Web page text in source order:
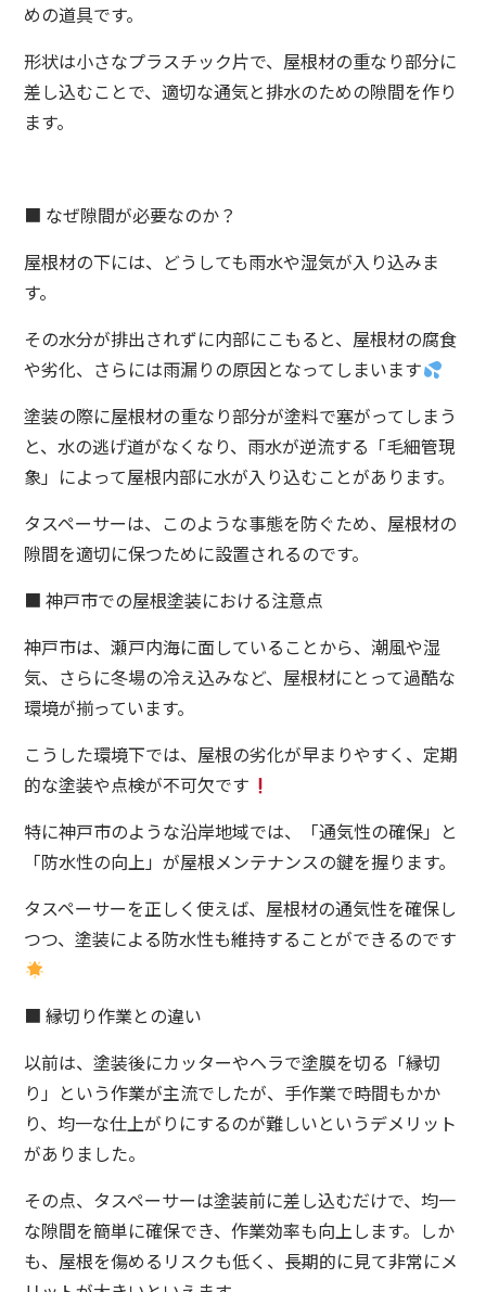
めの道具です。
形状は小さなプラスチック片で、屋根材の重なり部分に
差し込むことで、適切な通気と排水のための隙間を作り
ます。
■ なぜ隙間が必要なのか？
屋根材の下には、どうしても雨水や湿気が入り込みま
す。
その水分が排出されずに内部にこもると、屋根材の腐食
や劣化、さらには雨漏りの原因となってしまいます
塗装の際に屋根材の重なり部分が塗料で塞がってしまう
と、水の逃げ道がなくなり、雨水が逆流する「毛細管現
象」によって屋根内部に水が入り込むことがあります。
タスペーサーは、このような事態を防ぐため、屋根材の
隙間を適切に保つために設置されるのです。
■ 神戸市での屋根塗装における注意点
神戸市は、瀬戸内海に面していることから、潮風や湿
気、さらに冬場の冷え込みなど、屋根材にとって過酷な
環境が揃っています。
こうした環境下では、屋根の劣化が早まりやすく、定期
的な塗装や点検が不可欠です
特に神戸市のような沿岸地域では、「通気性の確保」と
「防水性の向上」が屋根メンテナンスの鍵を握ります。
タスペーサーを正しく使えば、屋根材の通気性を確保し
つつ、塗装による防水性も維持することができるのです
■ 縁切り作業との違い
以前は、塗装後にカッターやヘラで塗膜を切る「縁切
り」という作業が主流でしたが、手作業で時間もかか
り、均一な仕上がりにするのが難しいというデメリット
がありました。
その点、タスペーサーは塗装前に差し込むだけで、均一
な隙間を簡単に確保でき、作業効率も向上します。しか
も、屋根を傷めるリスクも低く、長期的に見て非常にメ